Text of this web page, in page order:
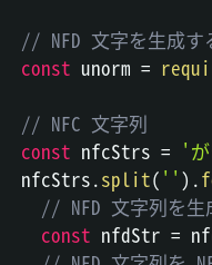
// NFD 文字を生成す
const unorm =
// NFC 文字列
const nfcStrs = 'が
  nfcStrs
.split( '' ) .
// NFD 文字列を生
const nfdStr =